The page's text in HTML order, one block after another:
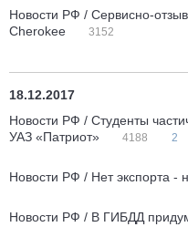
Новости РФ / Сервисно-
Cherokee
3152
18.12.2017
Новости РФ / Студенты
УАЗ «Патриот»
4188 2
Новости РФ / Нет экспорта -
Новости РФ / В ГИБДД